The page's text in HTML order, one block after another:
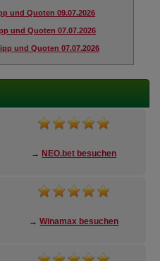
und Quoten 09.07.2026
und Quoten 07.07.2026
und Quoten 07.07.2026
→ NEO.bet besuchen
→Winamax besuchen